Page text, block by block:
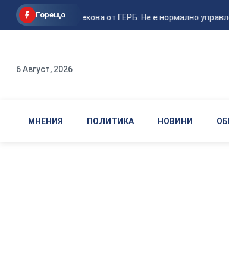
Горещо
Илиана Жекова от ГЕРБ: Не е нормално
6 Август, 2026
МНЕНИЯ ПОЛИТИКА НОВИНИ